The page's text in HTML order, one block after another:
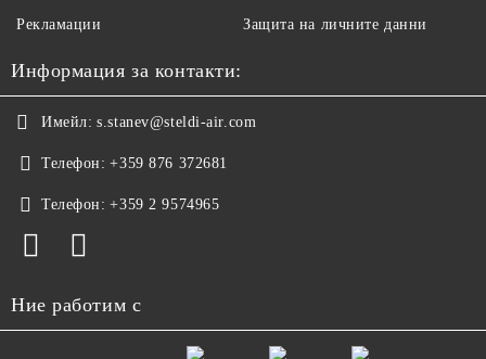
Рекламации Защита на личните данни
Информация за контакти:
Имейл: s.stanev@steldi-air.com
Телефон: +359 876 372681
Телефон: +359 2 9574965
Ние работим с